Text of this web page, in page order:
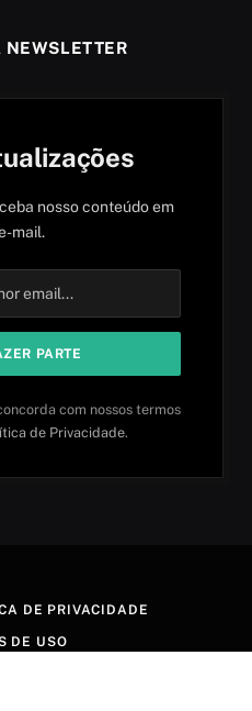
NEWSLETTER
nosso conteúdo em
mail.
com nossos termos
de Privacidade.
DE PRIVACIDADE
DE USO